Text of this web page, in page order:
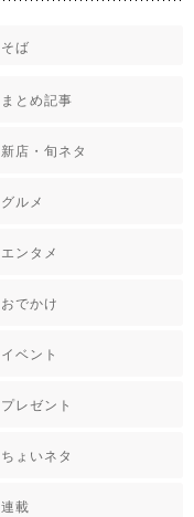
そば
まとめ記事
新店・旬ネタ
グルメ
エンタメ
おでかけ
イベント
プレゼント
ちょいネタ
連載